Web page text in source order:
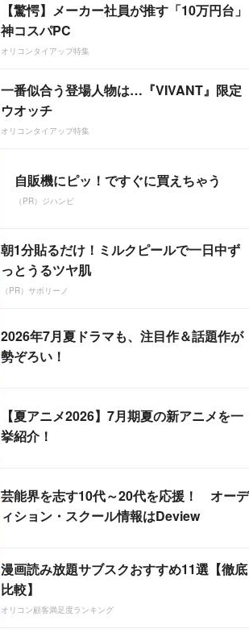
【驚愕】メーカー社員が推す「10万円台」
神コスパPC
オリコンタイアップ特集
一番似合う登場人物は…『VIVANT』限定
ウオッチ
オリコンタイアップ特集
自販機にピッ！ですぐに買えちゃう
（PR）ジハンピ
朝1分貼るだけ！ミルクピールで一日中ず
っとうるツヤ肌
（PR）サボリーノ
2026年7月夏ドラマも、注目作＆話題作が
勢ぞろい！
【夏アニメ2026】7月期夏の新アニメを一
挙紹介！
芸能界を志す10代～20代を応援！ オーデ
ィション・スクール情報はDeview
漫画読み放題サブスクおすすめ11選【徹底
比較】
オリコン顧客満足度ランキング